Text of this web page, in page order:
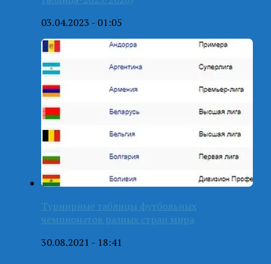
03.04.2023 - 01:05
Турнирные таблицы футбольных
чемпионатов разных стран мира
30.08.2021 - 18:41